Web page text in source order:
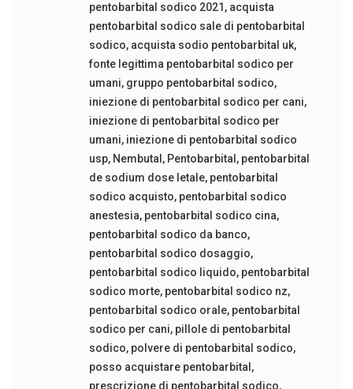
pentobarbital sodico 2021 , acquista
pentobarbital sodico sale di pentobarbital
sodico, acquista sodio pentobarbital uk,
fonte legittima pentobarbital sodico per
umani, gruppo pentobarbital sodico,
iniezione di pentobarbital sodico per cani,
iniezione di pentobarbital sodico per
umani, iniezione di pentobarbital sodico
usp, Nembutal , Pentobarbital , pentobarbital
de sodium dose letale, pentobarbital
sodico acquisto, pentobarbital sodico
anestesia, pentobarbital sodico cina,
pentobarbital sodico da banco,
pentobarbital sodico dosaggio,
pentobarbital sodico liquido, pentobarbital
sodico morte, pentobarbital sodico nz,
pentobarbital sodico orale, pentobarbital
sodico per cani, pillole di pentobarbital
sodico, polvere di pentobarbital sodico,
posso acquistare pentobarbital ,
prescrizione di pentobarbital sodico,